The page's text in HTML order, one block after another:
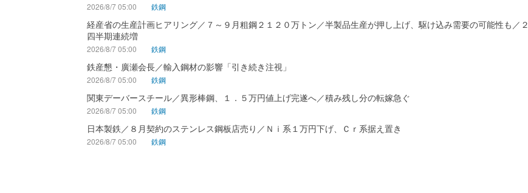
2026/8/7 05:00 鉄鋼
経産省の生産計画ヒアリング／７～９月粗鋼２１２０万トン／半製品生産が押し上げ、駆け込み需要の可能性も／２
四半期連続増
2026/8/7 05:00 鉄鋼
鉄産懇・廣瀬会長／輸入鋼材の影響「引き続き注視」
2026/8/7 05:00 鉄鋼
関東デーバースチール／異形棒鋼、１．５万円値上げ完遂へ／積み残し分の転嫁急ぐ
2026/8/7 05:00 鉄鋼
日本製鉄／８月契約のステンレス鋼板店売り／Ｎｉ系１万円下げ、Ｃｒ系据え置き
2026/8/7 05:00 鉄鋼